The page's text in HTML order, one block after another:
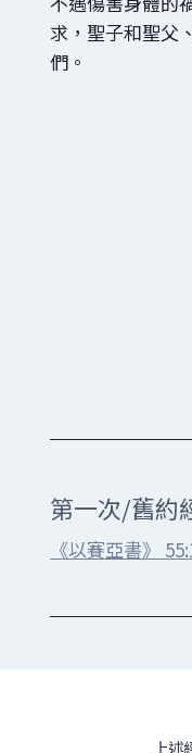
求，聖子和聖父
們。
第一次/舊約
《以賽亞書》
上述